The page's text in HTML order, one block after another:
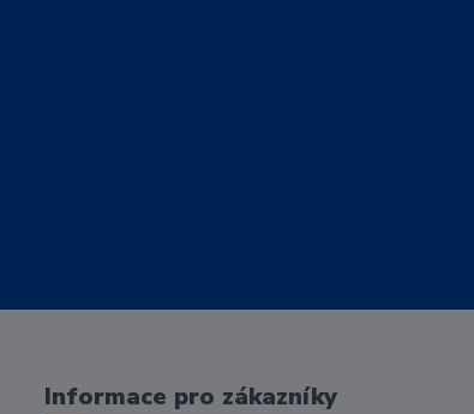
Informace pro zákazníky